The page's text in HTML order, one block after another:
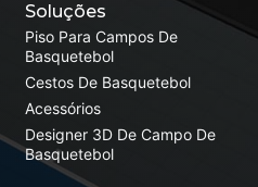
Soluções
Piso Para Campos De
Basquetebol
Cestos De Basquetebol
Acessórios
Designer 3D De Campo De
Basquetebol